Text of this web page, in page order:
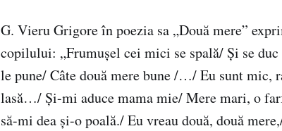
G. Vieru Grigore în poezia sa „Două mere”
copilului: „Frumuşel cei mici se spală/ Şi se
le pune/ Câte două mere bune /…/ Eu sunt mic,
lasă…/ Şi-mi aduce mama mie/ Mere mari, o
să-mi dea şi-o poală./ Eu vreau două, două